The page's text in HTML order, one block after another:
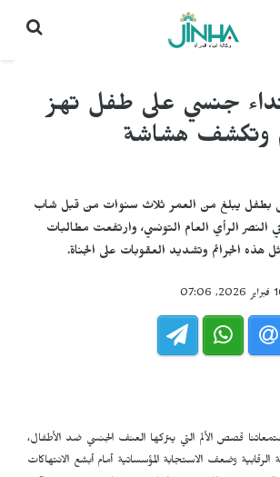
جنسي على طفل تهز
وتكشف هشاشة
يبلغ من العمر ثلاث سنوات من قبل شاب
النصر الرأي العام التونسي، وارتفعت مطالبات
الجرائم وتشديد العقوبات على الجناة.
قصص الألم التي يتركها العنف الجنسي ضد الأطفال،
وضعف الاستجابة المؤسساتية أمام أبشع الانتهاكات